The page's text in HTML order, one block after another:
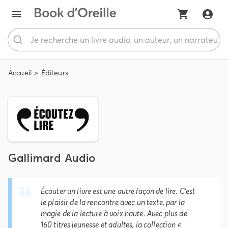
Accueil Éditeurs
Gallimard Audio
Écouter un livre est une autre façon de lire. C'est
le plaisir de la rencontre avec un texte, par la
magie de la lecture à voix haute. Avec plus de
160 titres jeunesse et adultes, la collection «